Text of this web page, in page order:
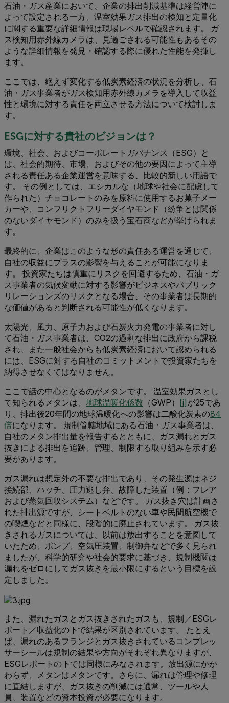
石油・ガス産業において、企業の排出削減基準は経営陣に
よって設定される一方、温室効果ガス排出の検知と定量化
に関する重要な詳細情報は現場レベルで確認されます。 ガ
ス検知用赤外線カメラは、見過ごされる可能性もあるその
ような詳細情報を発見・確認する際に優れた性能を発揮し
ます。
ここでは、絶えず変化する低炭素経済の状況を分析し、石
油・ガス事業者がガス検知用赤外線カメラを導入して収益
性と環境に対する責任を両立させる方法について検討しま
す。
ESGに対する貴社のビジョンは？
環境、社会、およびコーポレートガバナンス（ESG）と
は、社会的期待、市場、およびその他の要因によって主導
される責任ある企業運営を意味する、比較的新しい用語で
す。 その例としては、エシカルな（地球や社会に配慮して
作られた）チョコレートのみを原料に使用するお菓子メー
カーや、コンフリクトフリーダイヤモンド（紛争とは関係
のないダイヤモンド）のみを扱う宝石商などが挙げられま
す。
最終的に、企業はこのような形の責任ある運営を通じて、
自社の収益にプラスの影響を与えることが可能になりま
す。 投資家たちは慎重にリスクを回避するため、石油・ガ
ス事業者の気候変動に対する影響がビジネスやパブリック
リレーションズのリスクとなる場合、その事業者は長期的
な価値があると判断される可能性が低くなります。
太陽光、風力、原子力および石炭火力発電の事業者に対し
て石油・ガス事業者は、CO2の過剰な排出に政府から課税
され、また一般社会からも低炭素経済において認められる
には、ESGに対する自社のコミットメントで投資家たちを
納得させなくてはなりません。
ここで話の中心となるのがメタンです。 温室効果ガスとし
て知られるメタンは、 地球温暖化係数 （GWP） [i] が25であ
り、排出後20年間の地球温暖化への影響は二酸化炭素の84
倍になります。 規制管轄地域にある石油・ガス事業者は、
自社のメタン排出量を報告するとともに、ガス漏れとガス
抜きによる排出を追跡、管理、制限する取り組みを示す必
要があります。
ガス漏れは想定外の不要な排出であり、その発生源はネジ
接続部、ハッチ、圧力逃し弁、故障した装置（例：フレア
および蒸気回収システム）などです。 ガス抜き穴は計画さ
れた排出源ですが、シートベルトのない車や民間航空機で
の喫煙などと同様に、段階的に廃止されています。 ガス抜
きされるガスについては、以前は放出することを意図して
いたため、ポンプ、空気圧装置、制御弁などで多く見られ
ましたが、科学的研究や社会的要求に基づき、規制機関は
漏れをゼロにしてガス抜きを最小限にするという目標を設
定しました。
また、漏れたガスとガス抜きされたガスも、規制／ESGレ
ポート／収益化の下で結果が区別されています。 たとえ
ば、漏れのあるフランジとガス抜きされているコンプレッ
サーシールは規制の結果や方向がそれぞれ異なりますが、
ESGレポートの下では同様にみなされます。放出源にかか
わらず、メタンはメタンです。さらに、漏れは管理や修理
に直結しますが、ガス抜きの削減には通常、ツールや人
員、装置などの資本投資が必要になります。